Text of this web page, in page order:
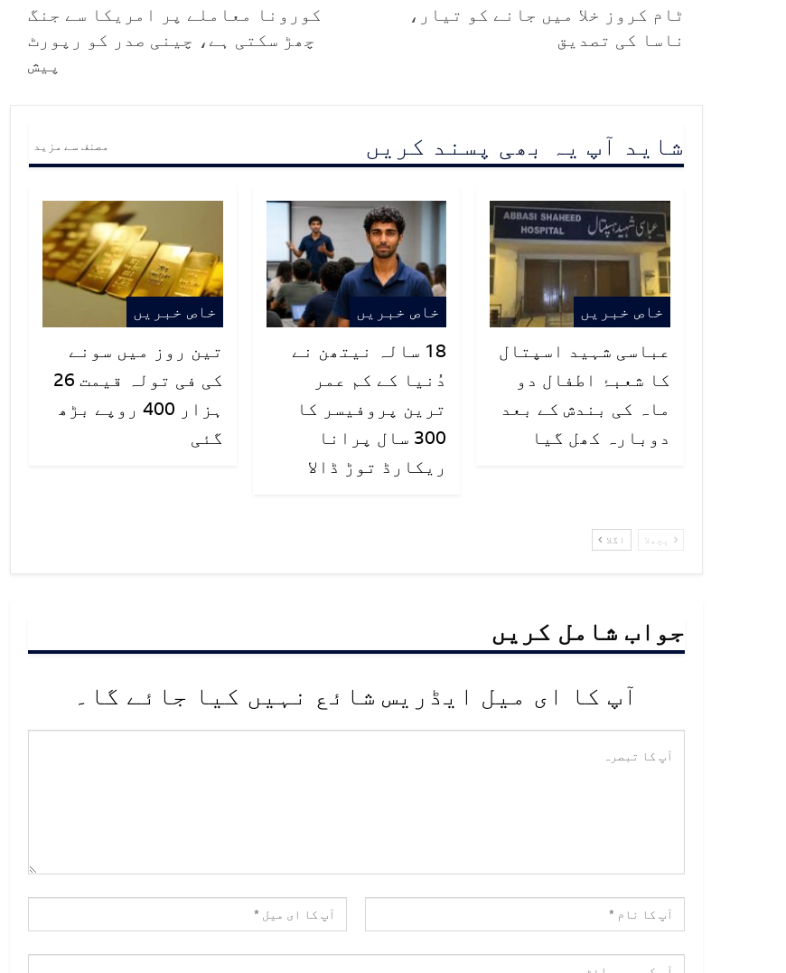
ٹام کروز خلا میں جانے کو تیار،
ناسا کی تصدیق
کورونا معاملے پر امریکا سے جنگ
چھڑ سکتی ہے، چینی صدر کو رپورٹ
پیش
شاید آپ یہ بھی پسند کریں مصنف سے مزید
خاص خبریں
عباسی شہید اسپتال
کا شعبۂ اطفال دو
ماہ کی بندش کے بعد
دوبارہ کھل گیا
خاص خبریں
18 سالہ نیتھن نے
دُنیا کے کم عمر
ترین پروفیسر کا
300 سال پرانا
ریکارڈ توڑ ڈالا
خاص خبریں
تین روز میں سونے
کی فی تولہ قیمت 26
ہزار 400 روپے بڑھ
گئی
پچھلا اگلا
جواب شامل کریں
آپ کا ای میل ایڈریس شائع نہیں کیا جائے گا۔